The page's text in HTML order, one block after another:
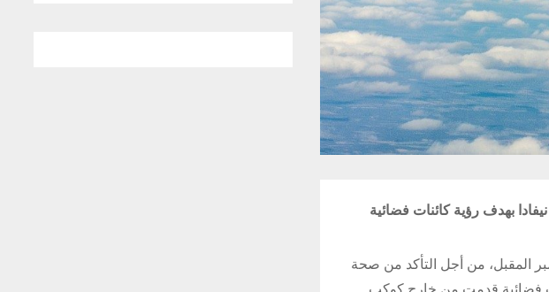
مليون شخص دعوا عبر صفحات فيسبوك لاقتحام المنطقة 51 في ولاية نيفادا بهدف رؤية كائنات فضائية
أجل مداهمة القاعدة في المنطقة 51 في 20 أيلول/ سبتمبر المقبل، من أجل التأكد من صحة
فضائية قدمت من خارج كوكب